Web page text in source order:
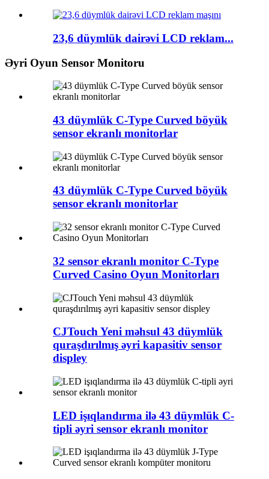
23,6 düymlük dairəvi LCD reklam...
Əyri Oyun Sensor Monitoru
43 düymlük C-Type Curved böyük
sensor ekranlı monitorlar
43 düymlük C-Type Curved böyük
sensor ekranlı monitorlar
32 sensor ekranlı monitor C-Type
Curved Casino Oyun Monitorları
CJTouch Yeni məhsul 43 düymlük
quraşdırılmış əyri kapasitiv sensor
displey
LED işıqlandırma ilə 43 düymlük C-
tipli əyri sensor ekranlı monitor